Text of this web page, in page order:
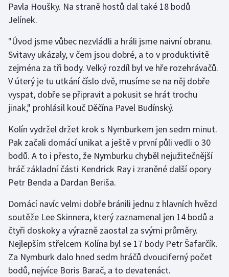
Moderní pětiboj
Motorsport
Olympijské hry
Parasport
Plážový volejbal
Ragby
Rychlostní kanoistika
Short track
Sportovní střelba
Pavla Houšky. Na straně hostů dal také 18 bodů
Jelínek.
"Úvod jsme vůbec nezvládli a hráli jsme naivní obranu.
Svitavy ukázaly, v čem jsou dobré, a to v produktivitě
zejména za tři body. Velký rozdíl byl ve hře rozehrávačů.
V úterý je tu utkání číslo dvě, musíme se na něj dobře
vyspat, dobře se připravit a pokusit se hrát trochu
jinak," prohlásil kouč Děčína Pavel Budínský.
Kolín vydržel držet krok s Nymburkem jen sedm minut.
Pak začali domácí unikat a ještě v první půli vedli o 30
bodů. A to i přesto, že Nymburku chyběl nejužitečnější
hráč základní části Kendrick Ray i zraněné další opory
Petr Benda a Dardan Beriša.
Domácí navíc velmi dobře bránili jednu z hlavních hvězd
soutěže Lee Skinnera, který zaznamenal jen 14 bodů a
čtyři doskoky a výrazně zaostal za svými průměry.
Nejlepším střelcem Kolína byl se 17 body Petr Šafarčík.
Za Nymburk dalo hned sedm hráčů dvouciferný počet
bodů, nejvíce Boris Barač, a to devatenáct.